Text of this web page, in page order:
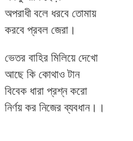
অপরাধী বলে ধরবে তোমায়
করবে প্রবল জেরা।
ভেতর বাহির মিলিয়ে দেখো
আছে কি কোথাও টান
বিবেক ধারা প্রশ্ন করো
নির্ণয় কর নিজের ব্যবধান।।